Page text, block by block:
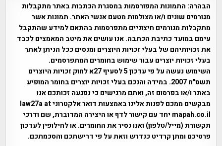
הבהרה: התמונות המפורסמות במסגרת הכתבות באתר מתקבלות
מגורמים שונים ו/או מצולמות מטעם אנשי האתר. תמונות אשר
מתקבלות מגורמים חיצוניים מתפרסמות בהתאם למידע שהתקבל
עימם במועד כתיבת הכתבה. אנו עושים את מיטב המאמצים לכבד
את זכויותיהם של בעלי זכויות היוצרים ומנסים ככל הניתן לאתר
בעלי זכויות יוצרים עבור שימוש בחומרים המתפרסמים.
השימוש נעשה על פי עדכון 5 לסעיף 27א לחוק זכויות היוצרים
תשס"ח 2007. במידה והנכם בעלי זכויות יוצרים בחומר המופיע
באתר ו/או בפרסום זה, ואתם מרגישים כי נפגעה זכותכם אנו
מבקשים ממכם לפנות אלינו באמצעות דואר אלקטרוני law27a at
mapah.co.il יחד עם קישור לדף או היצירה המדוברת, שם ודרכי
תקשורת (מייל/טלפון) ואנו נסיר את החומרים. או לחילופין לעדכון
פרטיכם ומתן קרדיט כנדרש וזאת על פי דרישתכם והסכמתכם.